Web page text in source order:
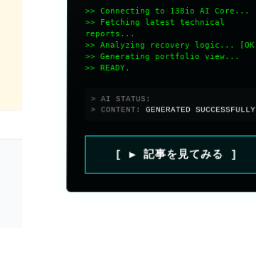
>> Connecting to 138io AI Core...
>> Fetching latest technical
reports...
>> Analyzing recovery logic... [OK]
>> Generating portfolio view...
>> READY.
> AI STATUS:
> CONTENT:GENERATED SUCCESSFULLY
[ ▶ 記事を見てみる ]